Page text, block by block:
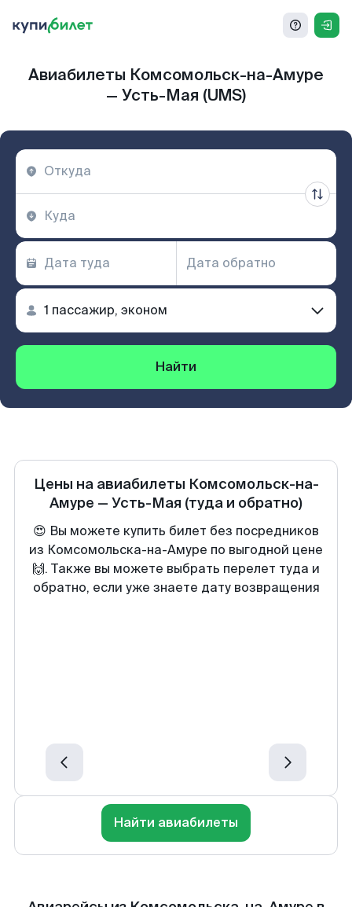
Авиабилеты Комсомольск-на-Амуре
— Усть-Мая (UMS)
Найти
Цены на авиабилеты Комсомольск-на-
Амуре — Усть-Мая (туда и обратно)
😍 Вы можете купить билет без посредников
из Комсомольска-на-Амуре по выгодной цене
🙌. Также вы можете выбрать перелет туда и
обратно, если уже знаете дату возвращения
Найти авиабилеты